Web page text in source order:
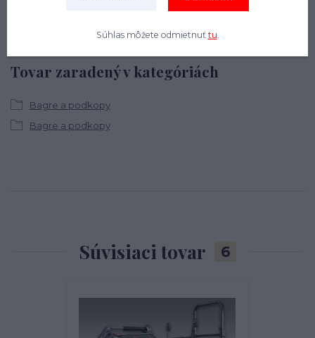
Tovar zaradený v kategóriách
Bagre a podkopy
Bagre a podkopy
Súvisiaci tovar 6
Súhlas môžete odmietnuť tu.